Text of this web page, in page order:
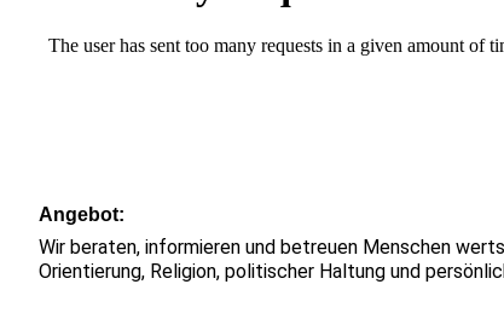
Angebot
Wir beraten, informieren und betreuen Menschen
Orientierung, Religion, politischer Haltung und